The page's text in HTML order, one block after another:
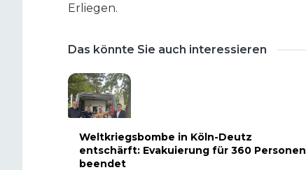
Erliegen.
Das könnte Sie auch interessieren
Weltkriegsbombe in Köln-Deutz
entschärft: Evakuierung für 360 Personen
beendet